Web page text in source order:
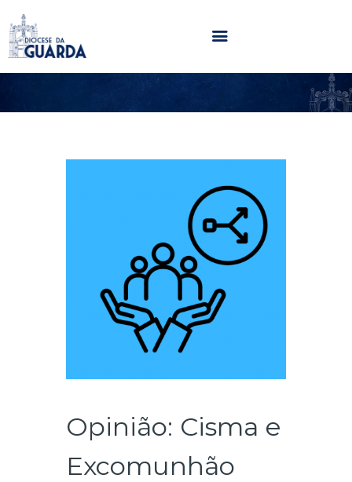
HOME
MULTIMÉDIA
SENTIR COM A IGREJA
CONTACTOS
Opinião: Cisma e
Excomunhão